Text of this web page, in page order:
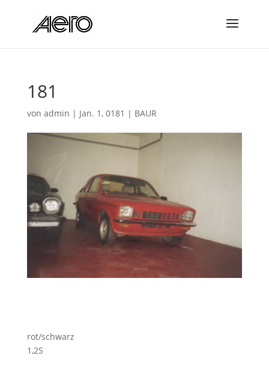
181
von admin | Jan. 1, 0181 | BAUR
rot/schwarz
1,2S